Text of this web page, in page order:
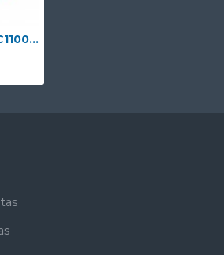
Kasetė Brother LC1100C OEM